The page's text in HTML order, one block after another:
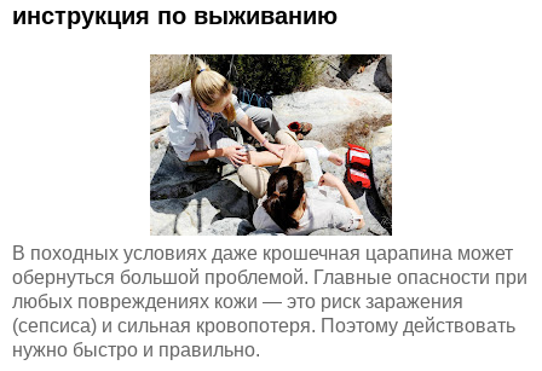
инструкция по выживанию
В походных условиях даже крошечная царапина может
обернуться большой проблемой. Главные опасности при
любых повреждениях кожи — это риск заражения
(сепсиса) и сильная кровопотеря. Поэтому действовать
нужно быстро и правильно.